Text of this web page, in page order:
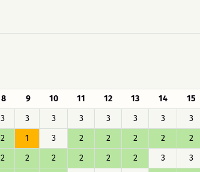
8 9 10 11 12 13 14 15
3 3 3 3 3 3 3 3
2 1 3 2 2 2 2 2
2 2 2 2 2 2 3 3